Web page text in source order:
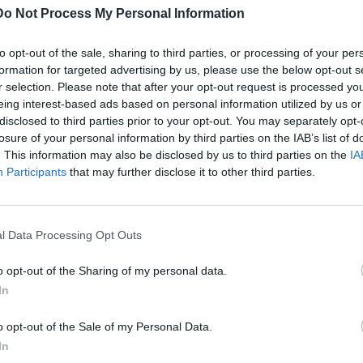
Not Process My Personal Information
opt-out of the sale, sharing to third parties, or processing of your
for targeted advertising by us, please use the below opt-out
selection. Please note that after your opt-out request is processed
interest-based ads based on personal information utilized by us
to third parties prior to your opt-out. You may separately
of your personal information by third parties on the IAB’s list of
This information may also be disclosed by us to third parties on the
Participants that may further disclose it to other third parties.
Data Processing Opt Outs
opt-out of the Sharing of my personal data.
opt-out of the Sale of my Personal Data.
μέλι”, ξεκαθάρισε ο πρόεδρος του συνδέσμου των
Βλατάκης,
ΣΚΑΙ Κρήτης: Όλα τα χρήματα
δηλώσεις του αερολιμενάρχη Ηρακλείου Ιάκωβου
του Σκάι Κρήτης 92,1 τόνισε πως τα χρήματα του
συγκεκριμένες παρεμβάσεις, όπως προβλέπεται από τη
που δημοσίευσε το Creta24.gr,το Τέλος Επιβατών
από τον Αερολιμένα «Νίκος Καζαντζάκης» και
των, σχετικών με τον τερματικό σταθμό, υπηρεσιών
λειτουργίας του νέου διεθνούς Αεροδρομίου στο
εγκαταστάσεων και παρεχόμενων υπηρεσιών